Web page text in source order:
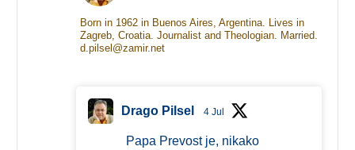
Born in 1962 in Buenos Aires, Argentina. Lives in
Zagreb, Croatia. Journalist and Theologian. Married.
d.pilsel@zamir.net
Drago Pilsel 4 Jul
Papa Prevost je, nikako